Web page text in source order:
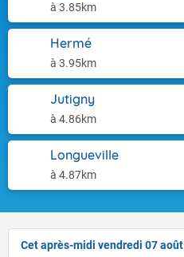
à 3.85km
Hermé
à 3.95km
Jutigny
à 4.86km
Longueville
à 4.87km
Cet après-midi vendredi 07 août